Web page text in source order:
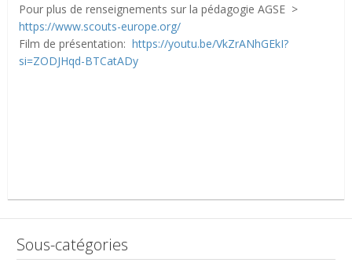
Pour plus de renseignements sur la pédagogie AGSE >
https://www.scouts-europe.org/
Film de présentation: https://youtu.be/VkZrANhGEkI?
si=ZODJHqd-BTCatADy
Sous-catégories